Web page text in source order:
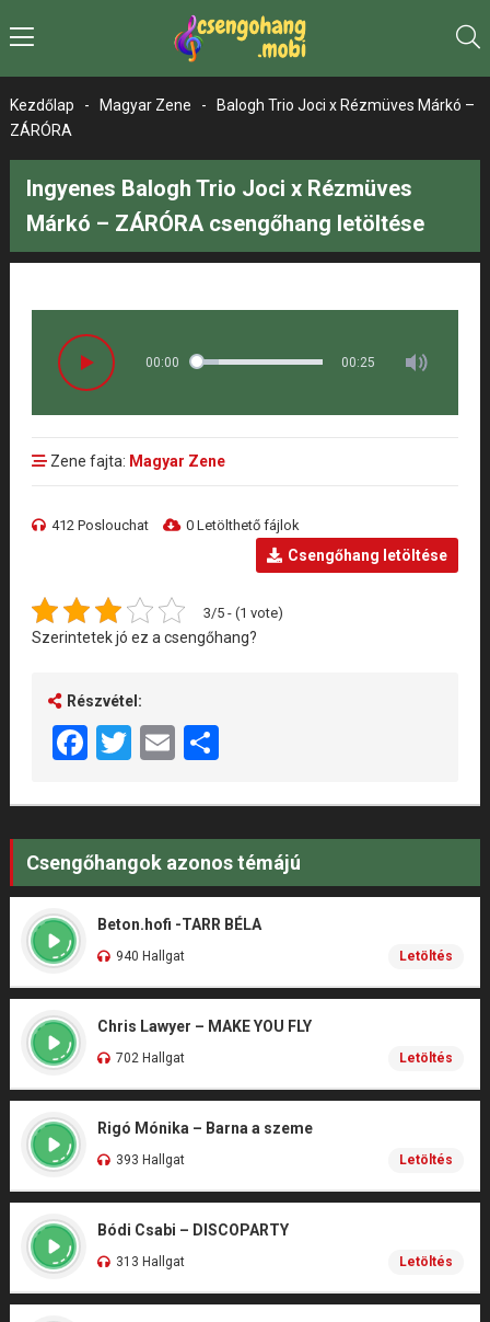
Kezdőlap - Magyar Zene -
Balogh Trio Joci x Rézmüves Márkó –
ZÁRÓRA
Ingyenes Balogh Trio Joci x Rézmüves
Márkó – ZÁRÓRA csengőhang letöltése
00:00 00:25
Zene fajta: Magyar Zene
412 Poslouchat 0 Letölthető fájlok
Csengőhang letöltése
3/5 - (1 vote)
Szerintetek jó ez a csengőhang?
Részvétel:
Facebook
Twitter
EmailShare
Csengőhangok azonos témájú
Beton.hofi -TARR BÉLA
940 Hallgat Letöltés
Chris Lawyer – MAKE YOU FLY
702 Hallgat Letöltés
Rigó Mónika – Barna a szeme
393 Hallgat Letöltés
Bódi Csabi – DISCOPARTY
313 Hallgat Letöltés